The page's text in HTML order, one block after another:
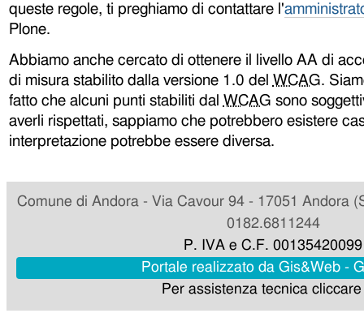
queste regole, ti preghiamo di contattare l'
Plone.
Abbiamo anche cercato di ottenere il livello AA di
di misura stabilito dalla versione 1.0 del WCAG.
fatto che alcuni punti stabiliti dal WCAG sono
averli rispettati, sappiamo che potrebbero esistere
interpretazione potrebbe essere diversa.
Comune di Andora - Via Cavour 94 - 17051 Andora
0182.6811244
P. IVA e C.F. 00135420099
Portale realizzato da Gis&Web -
Per assistenza tecnica